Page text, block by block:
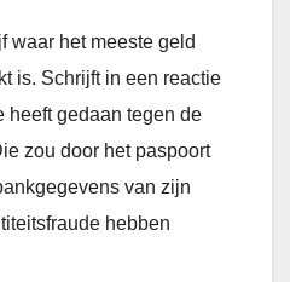
waar het meeste geld
is. Schrijft in een reactie
heeft gedaan tegen de
zou door het paspoort
van zijn
hebben